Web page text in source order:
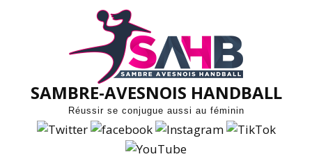
SAMBRE-AVESNOIS HANDBALL
Réussir se conjugue aussi au féminin